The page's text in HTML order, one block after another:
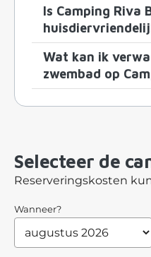
Is Camping Riva
Wat kan ik
zwembad op
Selecteer de